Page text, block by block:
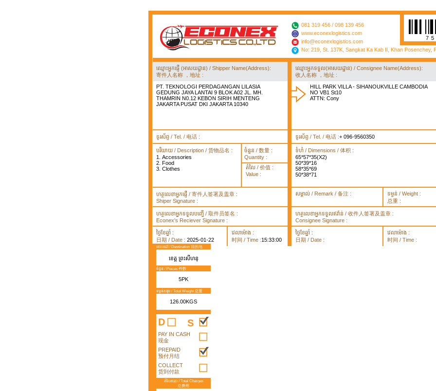
081 319 456 / 098 139 456
www.econexlogistics.com
info@econexlogistics.com
No: 219, St. 137K, Sangkat Ka Kab II, Khan Posenchey,
ឈ្មោះអ្នកផ្ញើ (អាសយដ្ឋាន) / Shipper Name(Address):
寄件人名称 ，地址 :
PT. TEKNOLOGI PERDAGANGAN LILASIA
GEDUNG JAYA LANTAI 9 BLOK A02 JL. MH.
THAMRIN N0.12 KEBON SIRIH MENTENG
JAKARTA PUSAT DKI JAKARTA 10340
ឈ្មោះអ្នកទទួល(អាសយដ្ឋាន) / Consignee Name(Address):
收人名称 ，地址 :
HILL PARK VILLA - SIHANOUKVILLE CAMBODIA
NO VB1 St10
ATTN: Cony
ទូរស័ព្ទ / Tel. / 电话 : ទូរស័ព្ទ / Tel. / 电话 :+ 096-9560350
បរិយាយ / Description / 货物品名 :
1. Accessories
2. Food
3. Clothes
ចំនួន / 数量 :
Quantity :
តំលៃ / 价值 :
Value :
ទំហំ / Dimensions / 体积 :
65*57*35(X2)
50*39*16
58*35*69
50*38*71
ហត្ថលេខាអ្នកផ្ញើ / 寄件人签署及盖章 :
Shiper Signature :
សម្គាល់ / Remark / 备注 :
ទម្ងន់ / Weight :
总重 :
ហត្ថលេខាអ្នកទទួលបញ្ធើ / 取件员签名 :
Econex's Reciever Signature :
ហត្ថលេខាអ្នកទទួលឥវ៉ាន់ / 收件人签署及盖章 :
Consignee Signature :
ថ្ងៃខែឆ្នាំ :
日期 / Date : 2025-01-22
វេលាម៉ោង :
时间 / Time :15:33:00
ថ្ងៃខែឆ្នាំ :
日期 / Date :
វេលាម៉ោង :
时间 / Time :
គោលដៅ / Destination 目的地
ខេត្ត ព្រះសីហនុ
ចំនួន / Pieces 件数
5PK
ទម្ងន់សរុប / Total Weight 总重
126.00KGS
D S
PAY IN CASH
现金
PREPAID
预付月结
COLLECT
货到付款
តំលៃសរុប / Total Charges
总费用